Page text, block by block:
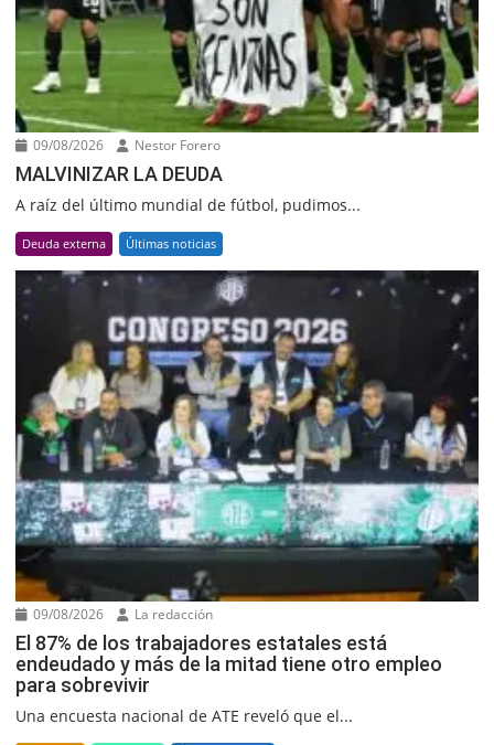
09/08/2026 Nestor Forero
MALVINIZAR LA DEUDA
A raíz del último mundial de fútbol, pudimos...
Deuda externa Últimas noticias
09/08/2026 La redacción
El 87% de los trabajadores estatales está
endeudado y más de la mitad tiene otro empleo
para sobrevivir
Una encuesta nacional de ATE reveló que el...